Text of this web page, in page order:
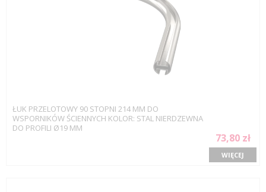
ŁUK PRZELOTOWY 90 STOPNI 214 MM DO
WSPORNIKÓW ŚCIENNYCH KOLOR: STAL NIERDZEWNA
DO PROFILI Ø19 MM
73,80 zł
WIĘCEJ